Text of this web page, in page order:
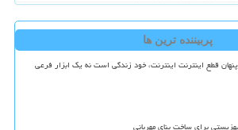
پربیننده ترین ها
قطع اینترنت اینترنت، خود زندگی است نه یک ابزار فرعی
برای ساخت بنای مهربانی